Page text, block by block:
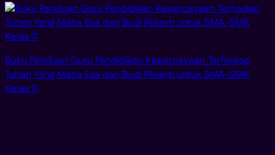
Buku Panduan Guru Pendidikan Kepercayaan Terhadap
Tuhan Yang Maha Esa dan Budi Pekerti untuk SMA-SMK
Kelas 11